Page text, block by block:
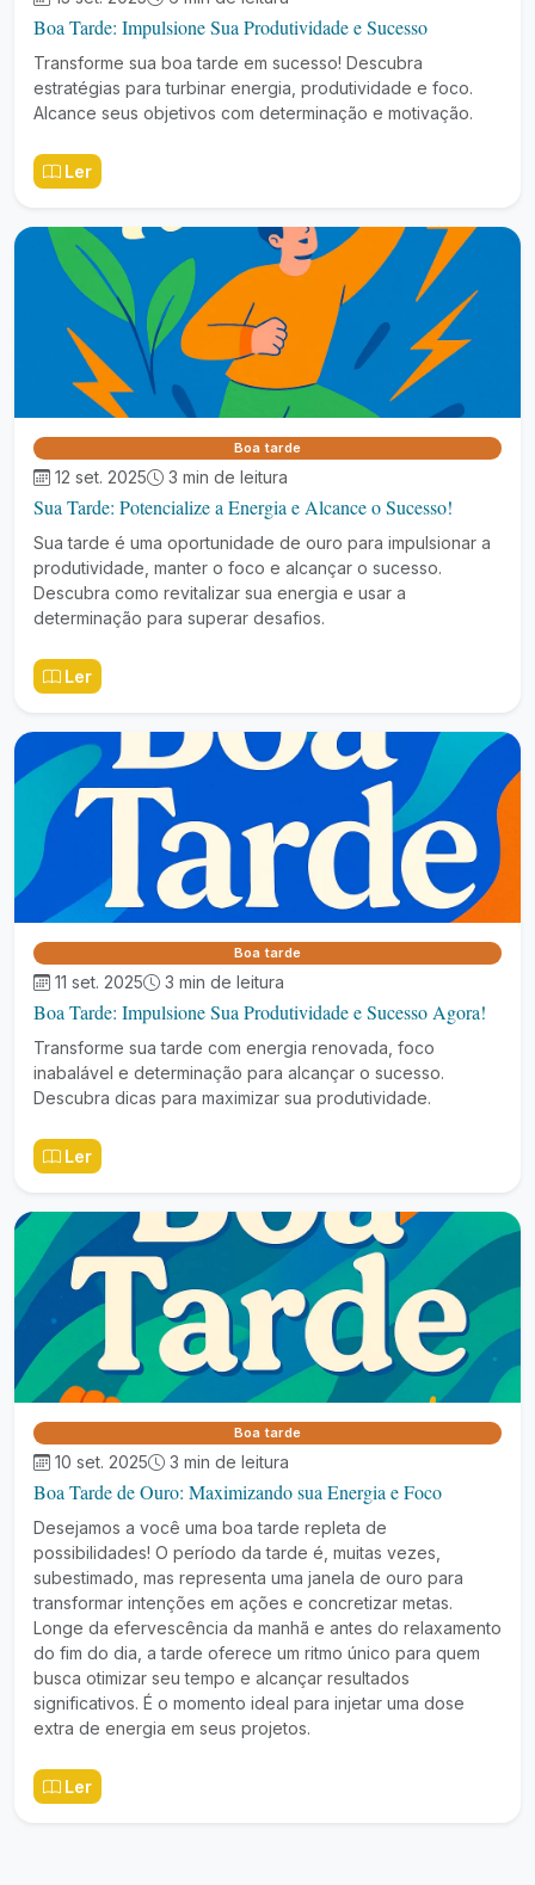
Boa Tarde: Impulsione Sua Produtividade e Sucesso
Transforme sua boa tarde em sucesso! Descubra
estratégias para turbinar energia, produtividade e foco.
Alcance seus objetivos com determinação e motivação.
Ler
Boa tarde
12 set. 2025 3 min de leitura
Sua Tarde: Potencialize a Energia e Alcance o Sucesso!
Sua tarde é uma oportunidade de ouro para impulsionar a
produtividade, manter o foco e alcançar o sucesso.
Descubra como revitalizar sua energia e usar a
determinação para superar desafios.
Ler
Boa tarde
11 set. 2025 3 min de leitura
Boa Tarde: Impulsione Sua Produtividade e Sucesso Agora!
Transforme sua tarde com energia renovada, foco
inabalável e determinação para alcançar o sucesso.
Descubra dicas para maximizar sua produtividade.
Ler
Boa tarde
10 set. 2025 3 min de leitura
Boa Tarde de Ouro: Maximizando sua Energia e Foco
Desejamos a você uma boa tarde repleta de
possibilidades! O período da tarde é, muitas vezes,
subestimado, mas representa uma janela de ouro para
transformar intenções em ações e concretizar metas.
Longe da efervescência da manhã e antes do relaxamento
do fim do dia, a tarde oferece um ritmo único para quem
busca otimizar seu tempo e alcançar resultados
significativos. É o momento ideal para injetar uma dose
extra de energia em seus projetos.
Ler